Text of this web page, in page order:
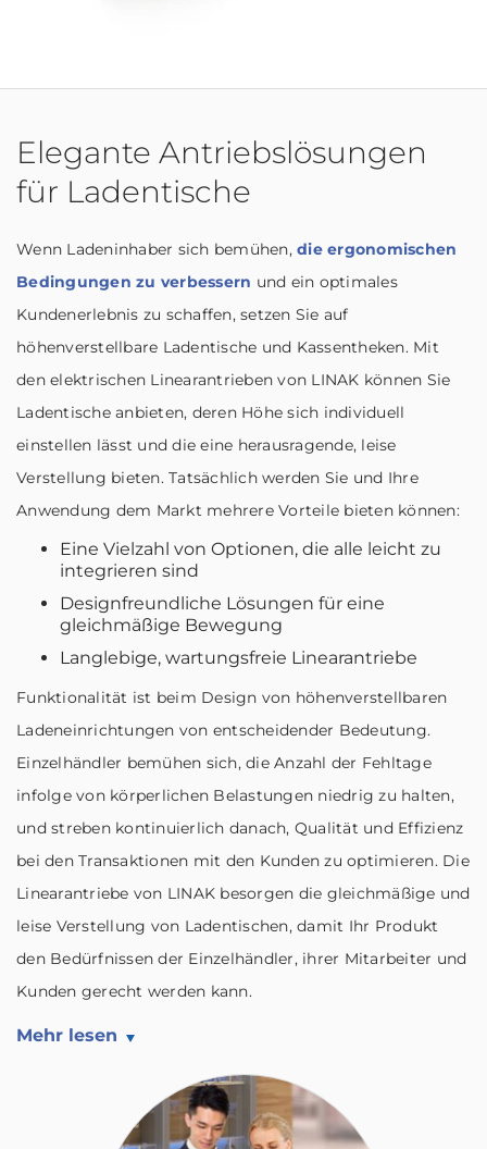
Elegante Antriebslösungen
für Ladentische
Wenn Ladeninhaber sich bemühen, die ergonomischen
Bedingungen zu verbessern und ein optimales
Kundenerlebnis zu schaffen, setzen Sie auf
höhenverstellbare Ladentische und Kassentheken. Mit
den elektrischen Linearantrieben von LINAK können Sie
Ladentische anbieten, deren Höhe sich individuell
einstellen lässt und die eine herausragende, leise
Verstellung bieten. Tatsächlich werden Sie und Ihre
Anwendung dem Markt mehrere Vorteile bieten können:
Eine Vielzahl von Optionen, die alle leicht zu
integrieren sind
Designfreundliche Lösungen für eine
gleichmäßige Bewegung
Langlebige, wartungsfreie Linearantriebe
Funktionalität ist beim Design von höhenverstellbaren
Ladeneinrichtungen von entscheidender Bedeutung.
Einzelhändler bemühen sich, die Anzahl der Fehltage
infolge von körperlichen Belastungen niedrig zu halten,
und streben kontinuierlich danach, Qualität und Effizienz
bei den Transaktionen mit den Kunden zu optimieren. Die
Linearantriebe von LINAK besorgen die gleichmäßige und
leise Verstellung von Ladentischen, damit Ihr Produkt
den Bedürfnissen der Einzelhändler, ihrer Mitarbeiter und
Kunden gerecht werden kann.
Mehr lesen